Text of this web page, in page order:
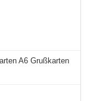
A6 Grußkarten